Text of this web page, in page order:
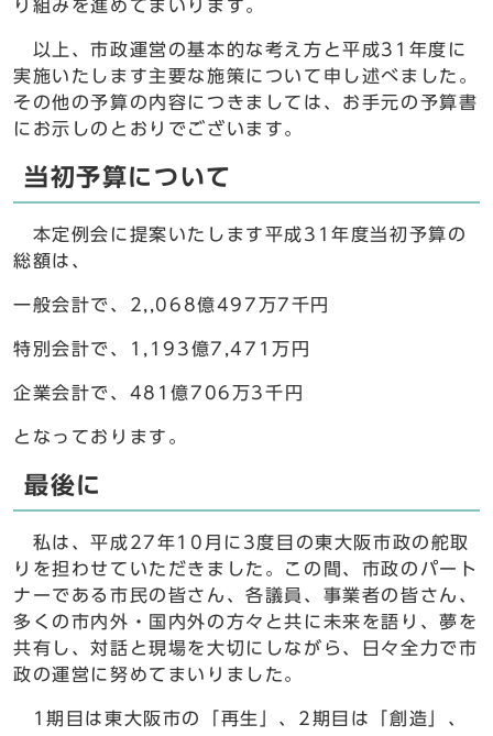
り組みを進めてまいります。
以上、市政運営の基本的な考え方と平成31年度に
実施いたします主要な施策について申し述べました。
その他の予算の内容につきましては、お手元の予算書
にお示しのとおりでございます。
当初予算について
本定例会に提案いたします平成31年度当初予算の
総額は、
一般会計で、2,,068億497万7千円
特別会計で、1,193億7,471万円
企業会計で、481億706万3千円
となっております。
最後に
私は、平成27年10月に3度目の東大阪市政の舵取
りを担わせていただきました。この間、市政のパート
ナーである市民の皆さん、各議員、事業者の皆さん、
多くの市内外・国内外の方々と共に未来を語り、夢を
共有し、対話と現場を大切にしながら、日々全力で市
政の運営に努めてまいりました。
1期目は東大阪市の「再生」、2期目は「創造」、